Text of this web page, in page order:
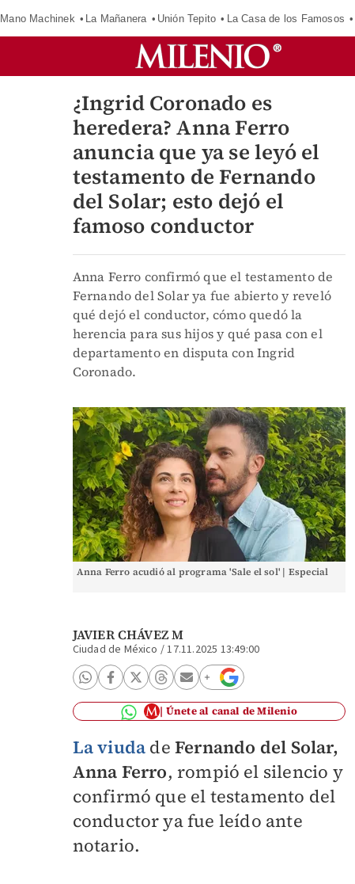
Mano Machinek La Mañanera Unión Tepito La Casa de los Famosos
¿Ingrid Coronado es
heredera? Anna Ferro
anuncia que ya se leyó el
testamento de Fernando
del Solar; esto dejó el
famoso conductor
Anna Ferro confirmó que el testamento de
Fernando del Solar ya fue abierto y reveló
qué dejó el conductor, cómo quedó la
herencia para sus hijos y qué pasa con el
departamento en disputa con Ingrid
Coronado.
Anna Ferro acudió al programa 'Sale el sol' | Especial
JAVIER CHÁVEZ M
Ciudad de México /17.11.2025 13:49:00
Únete al canal de Milenio
La viuda de Fernando del Solar,
Anna Ferro, rompió el silencio y
confirmó que el testamento del
conductor ya fue leído ante
notario.